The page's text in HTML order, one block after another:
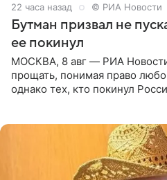
22 часа назад © РИА Новости
Бутман призвал не
ее покинул
МОСКВА, 8 авг — РИА
прощать, понимая право
однако тех, кто покинул